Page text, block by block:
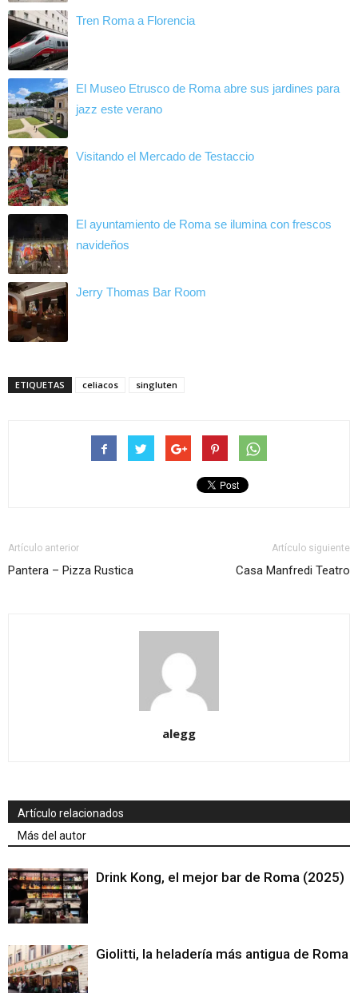
Tren Roma a Florencia
El Museo Etrusco de Roma abre sus jardines para
jazz este verano
Visitando el Mercado de Testaccio
El ayuntamiento de Roma se ilumina con frescos
navideños
Jerry Thomas Bar Room
ETIQUETAS celiacos singluten
Artículo anterior
Pantera – Pizza Rustica
Artículo siguiente
Casa Manfredi Teatro
alegg
Artículo relacionados
Más del autor
Drink Kong, el mejor bar de Roma (2025)
Giolitti, la heladería más antigua de Roma